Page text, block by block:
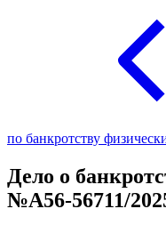
по банкротству
Дело о
№А56-56711/